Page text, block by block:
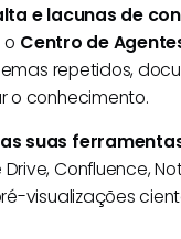
e lacunas de
o Centro de
repetidos,
o conhecimento.
suas
Confluence,
visualizações